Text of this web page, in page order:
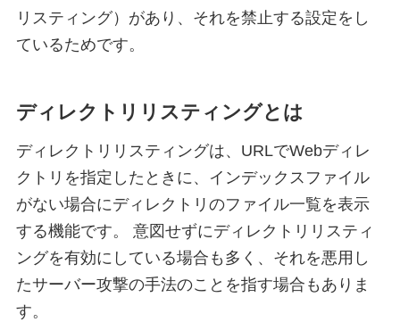
リスティング）があり、それを禁止する設定をし
ているためです。
ディレクトリリスティングとは
ディレクトリリスティングは、URLでWebディレ
クトリを指定したときに、インデックスファイル
がない場合にディレクトリのファイル一覧を表示
する機能です。 意図せずにディレクトリリスティ
ングを有効にしている場合も多く、それを悪用し
たサーバー攻撃の手法のことを指す場合もありま
す。